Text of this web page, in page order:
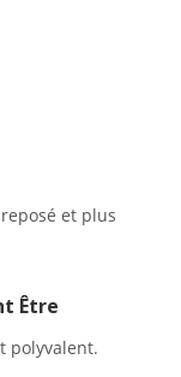
et plus
Être
polyvalent.